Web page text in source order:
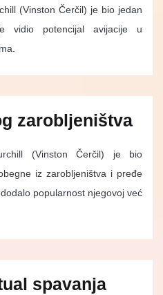
(Vinston Čerčil) je bio jedan
vidio potencijal avijacije u
zarobljeništva
(Vinston Čerčil) je bio
iz zarobljeništva i pređe
popularnost njegovoj već
spavanja